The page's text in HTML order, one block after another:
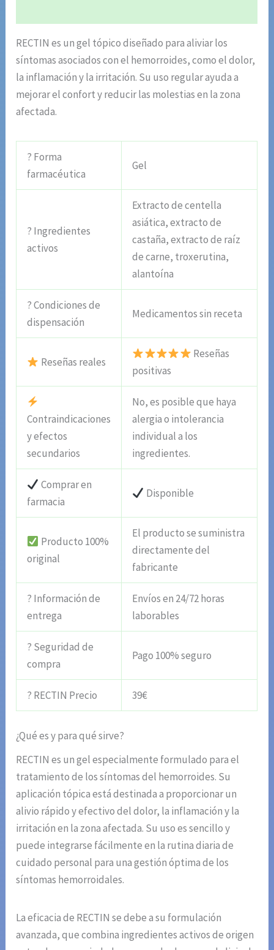
RECTIN es un gel tópico diseñado para aliviar los
síntomas asociados con el hemorroides, como el dolor,
la inflamación y la irritación. Su uso regular ayuda a
mejorar el confort y reducir las molestias en la zona
afectada.
? Forma
farmacéutica
Gel
? Ingredientes
activos
Extracto de centella
asiática, extracto de
castaña, extracto de raíz
de carne, troxerutina,
alantoína
? Condiciones de
dispensación
Medicamentos sin receta
Reseñas reales
Reseñas
positivas
Contraindicaciones
y efectos
secundarios
No, es posible que haya
alergia o intolerancia
individual a los
ingredientes.
Comprar en
farmacia
Disponible
Producto 100%
original
El producto se suministra
directamente del
fabricante
? Información de
entrega
Envíos en 24/72 horas
laborables
? Seguridad de
compra
Pago 100% seguro
? RECTIN Precio 39€
¿Qué es y para qué sirve?
RECTIN es un gel especialmente formulado para el
tratamiento de los síntomas del hemorroides. Su
aplicación tópica está destinada a proporcionar un
alivio rápido y efectivo del dolor, la inflamación y la
irritación en la zona afectada. Su uso es sencillo y
puede integrarse fácilmente en la rutina diaria de
cuidado personal para una gestión óptima de los
síntomas hemorroidales.
La eficacia de RECTIN se debe a su formulación
avanzada, que combina ingredientes activos de origen